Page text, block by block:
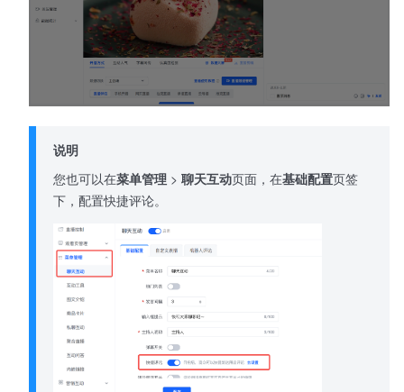
说明
您也可以在菜单管理 >聊天互动页面，在基础配置页签
下，配置快捷评论。